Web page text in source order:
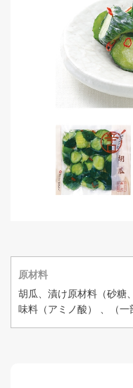
原材料
胡瓜、漬け原材料（砂
味料（アミノ酸） 、（一